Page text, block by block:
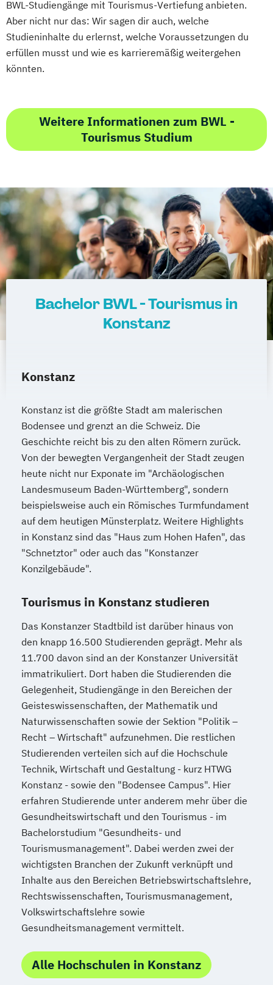
BWL-Studiengänge mit Tourismus-Vertiefung anbieten.
Aber nicht nur das: Wir sagen dir auch, welche
Studieninhalte du erlernst, welche Voraussetzungen du
erfüllen musst und wie es karrieremäßig weitergehen
könnten.
Weitere Informationen zum BWL -
Tourismus Studium
Bachelor BWL - Tourismus in
Konstanz
Konstanz
Konstanz ist die größte Stadt am malerischen
Bodensee und grenzt an die Schweiz. Die
Geschichte reicht bis zu den alten Römern zurück.
Von der bewegten Vergangenheit der Stadt zeugen
heute nicht nur Exponate im "Archäologischen
Landesmuseum Baden-Württemberg", sondern
beispielsweise auch ein Römisches Turmfundament
auf dem heutigen Münsterplatz. Weitere Highlights
in Konstanz sind das "Haus zum Hohen Hafen", das
"Schnetztor" oder auch das "Konstanzer
Konzilgebäude".
Tourismus in Konstanz studieren
Das Konstanzer Stadtbild ist darüber hinaus von
den knapp 16.500 Studierenden geprägt. Mehr als
11.700 davon sind an der Konstanzer Universität
immatrikuliert. Dort haben die Studierenden die
Gelegenheit, Studiengänge in den Bereichen der
Geisteswissenschaften, der Mathematik und
Naturwissenschaften sowie der Sektion "Politik –
Recht – Wirtschaft" aufzunehmen. Die restlichen
Studierenden verteilen sich auf die Hochschule
Technik, Wirtschaft und Gestaltung - kurz HTWG
Konstanz - sowie den "Bodensee Campus". Hier
erfahren Studierende unter anderem mehr über die
Gesundheitswirtschaft und den Tourismus - im
Bachelorstudium "Gesundheits- und
Tourismusmanagement". Dabei werden zwei der
wichtigsten Branchen der Zukunft verknüpft und
Inhalte aus den Bereichen Betriebswirtschaftslehre,
Rechtswissenschaften, Tourismusmanagement,
Volkswirtschaftslehre sowie
Gesundheitsmanagement vermittelt.
Alle Hochschulen in Konstanz